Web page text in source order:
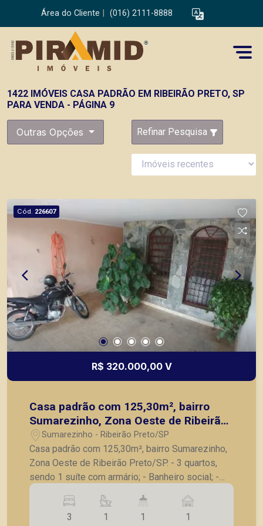
Área do Cliente (016) 2111-8888
1422 IMÓVEIS CASA PADRÃO EM RIBEIRÃO PRETO, SP
PARA VENDA - PÁGINA 9
Outras Opções Refinar Pesquisa
Cód. 226607
R$ 320.000,00 V
Casa padrão com 125,30m², bairro
Sumarezinho, Zona Oeste de Ribeirão
Preto/SP.
Sumarezinho - Ribeirão Preto/SP
Casa padrão com 125,30m², bairro Sumarezinho,
Zona Oeste de Ribeirão Preto/SP. - 3 quartos,
sendo 1 suíte com armário; - Banheiro social; -
Sala para 02 ambientes; - Cozinha independente
com armários; - Área de serviço com armários
embutidos; - Quintal amplo; - 1 vaga de garagem.
3 1 1 1